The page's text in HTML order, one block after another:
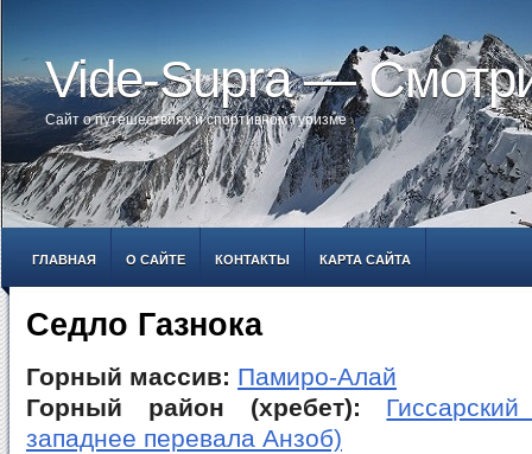
Vide-Supra —
Сайт о путешествиях и спортивном туризме
ГЛАВНАЯ О САЙТЕ КОНТАКТЫ КАРТА САЙТА
Седло Газнока
Горный массив: Памиро-Алай
Горный район (хребет):
западнее перевала Анзоб)